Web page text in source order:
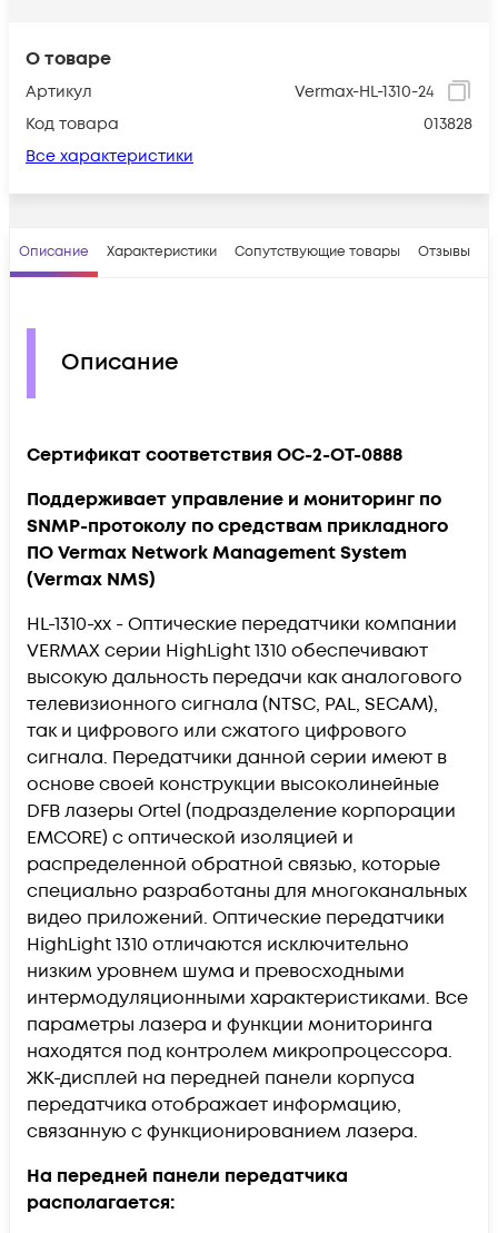
О товаре
Артикул
Vermax-HL-1310-24
Код товара
013828
Все характеристики
Описание Характеристики Сопутствующие товары Отзывы
Описание
Сертификат соответствия OC-2-OT-0888
Поддерживает управление и мониторинг по
SNMP-протоколу по средствам прикладного
ПО Vermax Network Management System
(Vermax NMS)
HL-1310-xx - Оптические передатчики компании
VERMAX серии HighLight 1310 обеспечивают
высокую дальность передачи как аналогового
телевизионного сигнала (NTSC, PAL, SECAM),
так и цифрового или сжатого цифрового
сигнала. Передатчики данной серии имеют в
основе своей конструкции высоколинейные
DFB лазеры Ortel (подразделение корпорации
EMCORE) с оптической изоляцией и
распределенной обратной связью, которые
специально разработаны для многоканальных
видео приложений. Оптические передатчики
HighLight 1310 отличаются исключительно
низким уровнем шума и превосходными
интермодуляционными характеристиками. Все
параметры лазера и функции мониторинга
находятся под контролем микропроцессора.
ЖК-дисплей на передней панели корпуса
передатчика отображает информацию,
связанную с функционированием лазера.
На передней панели передатчика
располагается: